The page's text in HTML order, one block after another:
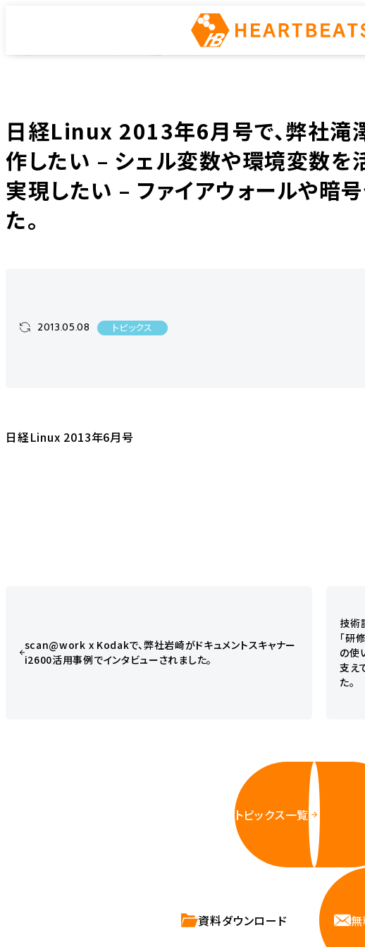
日経Linux 2013年6月号で、弊社滝
作したい – シェル変数や環境変数を
実現したい – ファイアウォールや暗
た。
2013.05.08 トピックス
日経Linux 2013年6月号
scan@work x Kodakで、弊社岩崎がドキュメントスキャナー
i2600活用事例でインタビューされました。
技術
「研
の使
支え
た。
トピックス一覧
資料ダウンロード 無